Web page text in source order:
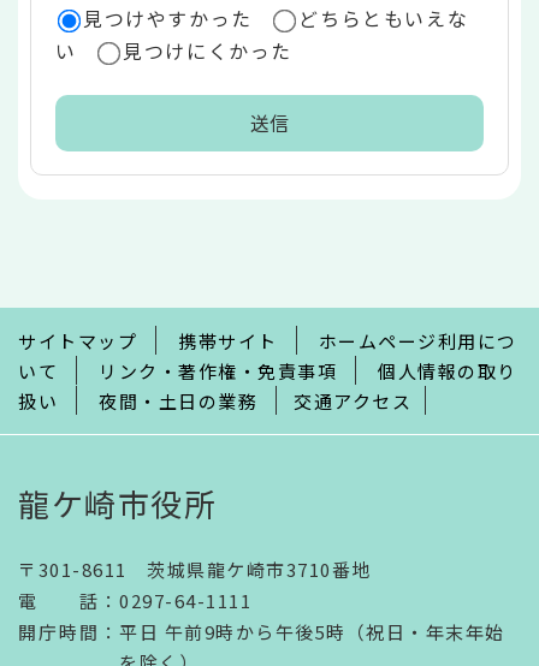
見つけやすかった
どちらともいえな
い
見つけにくかった
で
サイトマップ 携帯サイト
ホームページ利用につ
いて
リンク・著作権・免責事項
個人情報の取り
扱い
夜間・土日の業務 交通アクセス
龍ケ崎市役所
〒301-8611 茨城県龍ケ崎市3710番地
電話 ： 0297-64-1111
開庁時間 ： 平日 午前9時から午後5時（祝日・年末年始